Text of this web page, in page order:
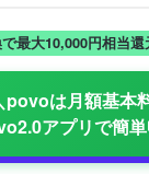
最大10,000円相当還
povoは月額基本
アプリで簡単